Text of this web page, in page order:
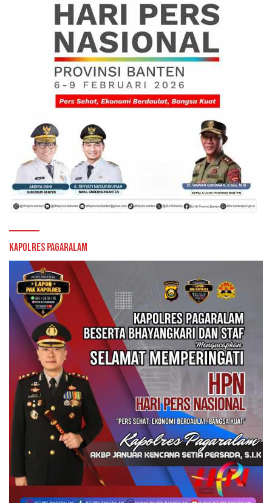
Kapolres Pagaralam